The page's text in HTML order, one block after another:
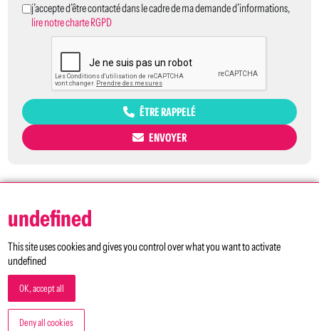
j’accepte d’être contacté dans le cadre de ma demande d’informations,
lire notre charte RGPD
ÊTRE RAPPELÉ
ENVOYER
Bâtiment D2 Parc Descartes
undefined
This site uses cookies and gives you control over what you want to activate
undefined
OK, accept all
Deny all cookies